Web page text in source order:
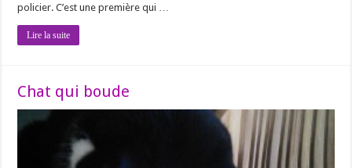
policier. C’est une première qui …
Lire la suite
Chat qui boude